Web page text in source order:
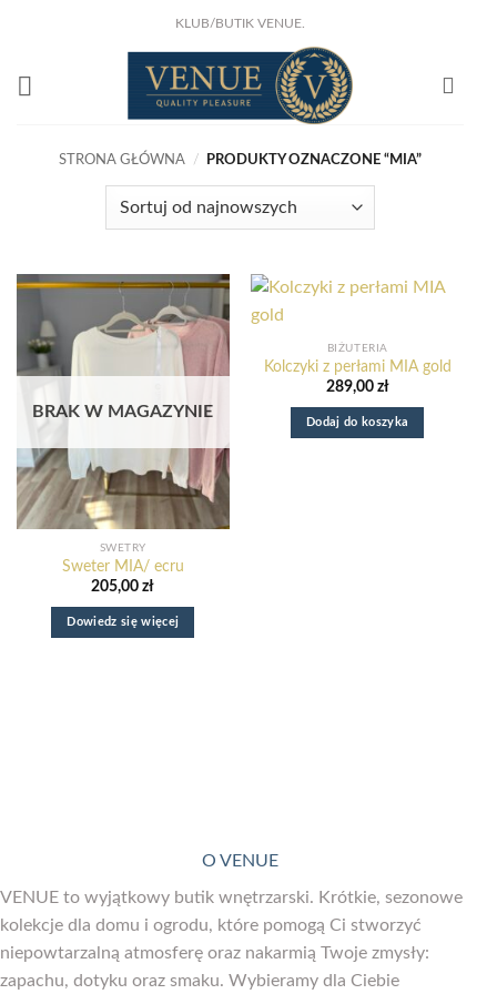
KLUB/BUTIK VENUE.
STRONA GŁÓWNA / PRODUKTY OZNACZONE “MIA”
BRAK W MAGAZYNIE
SWETRY
Sweter MIA/ ecru
205,00zł
Dowiedz się więcej
BIŻUTERIA
Kolczyki z perłami MIA gold
289,00 zł
Dodaj do koszyka
O VENUE
VENUE to wyjątkowy butik wnętrzarski. Krótkie, sezonowe
kolekcje dla domu i ogrodu, które pomogą Ci stworzyć
niepowtarzalną atmosferę oraz nakarmią Twoje zmysły:
zapachu, dotyku oraz smaku. Wybieramy dla Ciebie
NOWA KSIĄŻKA Joanny Marciniak Wróblewskiej
Dowiedz się więcej :
ecru